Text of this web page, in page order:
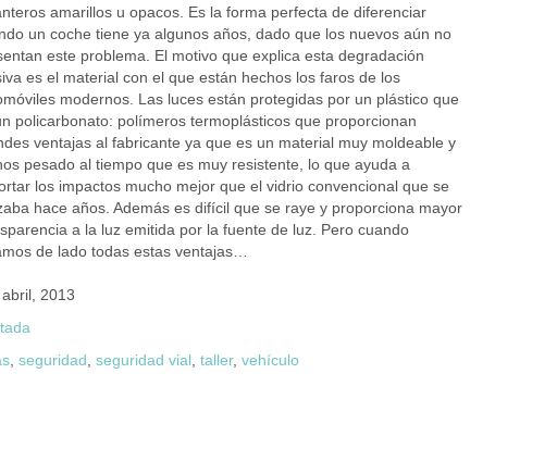
amarillos u opacos. Es la forma perfecta de diferenciar
un coche tiene ya algunos años, dado que los nuevos aún no
este problema. El motivo que explica esta degradación
es el material con el que están hechos los faros de los
modernos. Las luces están protegidas por un plástico que
policarbonato: polímeros termoplásticos que proporcionan
ventajas al fabricante ya que es un material muy moldeable y
pesado al tiempo que es muy resistente, lo que ayuda a
los impactos mucho mejor que el vidrio convencional que se
hace años. Además es difícil que se raye y proporciona mayor
a la luz emitida por la fuente de luz. Pero cuando
de lado todas estas ventajas…
abril, 2013
seguridad seguridad vial taller, vehículo